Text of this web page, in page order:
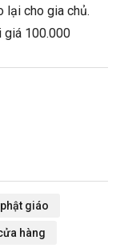
lại cho gia chủ.
giá 100.000
phật giáo
hàng